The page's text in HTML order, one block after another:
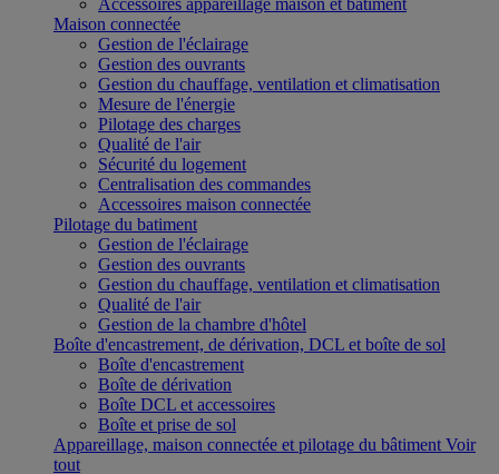
Accessoires appareillage maison et bâtiment
Maison connectée
Gestion de l'éclairage
Gestion des ouvrants
Gestion du chauffage, ventilation et climatisation
Mesure de l'énergie
Pilotage des charges
Qualité de l'air
Sécurité du logement
Centralisation des commandes
Accessoires maison connectée
Pilotage du batiment
Gestion de l'éclairage
Gestion des ouvrants
Gestion du chauffage, ventilation et climatisation
Qualité de l'air
Gestion de la chambre d'hôtel
Boîte d'encastrement, de dérivation, DCL et boîte de sol
Boîte d'encastrement
Boîte de dérivation
Boîte DCL et accessoires
Boîte et prise de sol
Appareillage, maison connectée et pilotage du bâtiment Voir
tout